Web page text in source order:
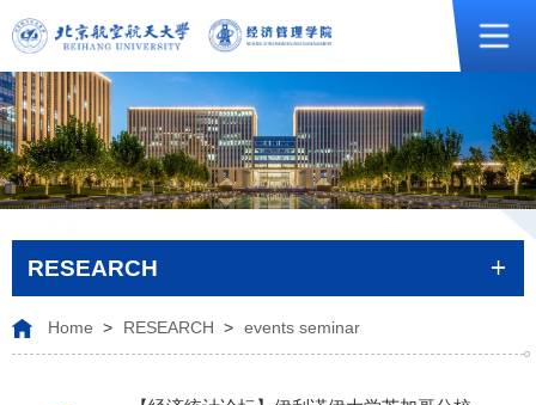
RESEARCH
Home > RESEARCH > events seminar